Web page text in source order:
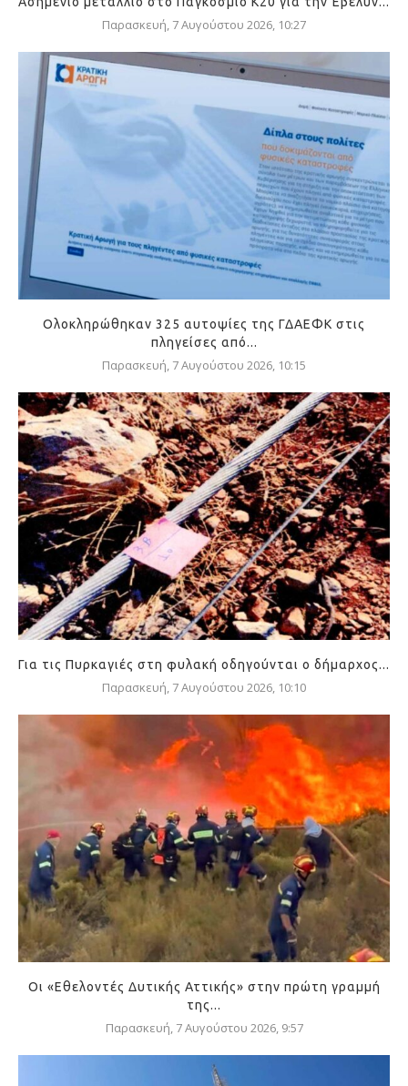
Παρασκευή, 7 Αυγούστου 2026, 10:27
Ολοκληρώθηκαν 325 αυτοψίες της ΓΔΑΕΦΚ στις
πληγείσες από...
Παρασκευή, 7 Αυγούστου 2026, 10:15
Για τις Πυρκαγιές στη φυλακή οδηγούνται ο δήμαρχος...
Παρασκευή, 7 Αυγούστου 2026, 10:10
Οι «Εθελοντές Δυτικής Αττικής» στην πρώτη γραμμή
της...
Παρασκευή, 7 Αυγούστου 2026, 9:57